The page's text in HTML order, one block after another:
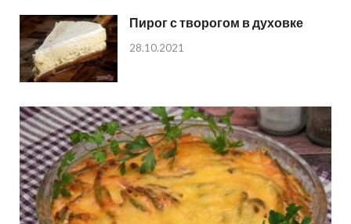
Пирог с творогом в духовке
28.10.2021